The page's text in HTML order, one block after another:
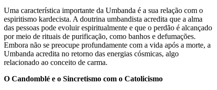
Uma característica importante da Umbanda é a sua relação com o
espiritismo kardecista. A doutrina umbandista acredita que a alma
das pessoas pode evoluir espiritualmente e que o perdão é alcançado
por meio de rituais de purificação, como banhos e defumações.
Embora não se preocupe profundamente com a vida após a morte, a
Umbanda acredita no retorno das energias cósmicas, algo
relacionado ao conceito de carma.
O Candomblé e o Sincretismo com o Catolicismo